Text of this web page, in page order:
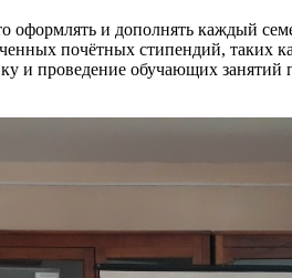
и дополнять каждый
почётных стипендий,
и проведение обучающих